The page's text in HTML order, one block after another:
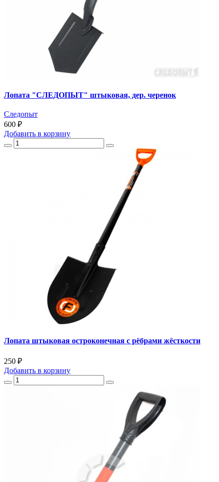
Лопата "СЛЕДОПЫТ" штыковая, дер. черенок
Следопыт
600 ₽
Добавить в корзину
Лопата штыковая остроконечная с рёбрами жёсткости
250 ₽
Добавить в корзину